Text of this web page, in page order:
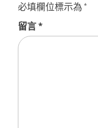
必填欄位標示為 *
留言*